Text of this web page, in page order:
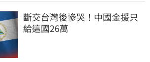
斷交台灣後慘哭！中國金援只
給這國26萬